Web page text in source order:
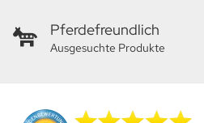
Pferdefreundlich
Ausgesuchte Produkte